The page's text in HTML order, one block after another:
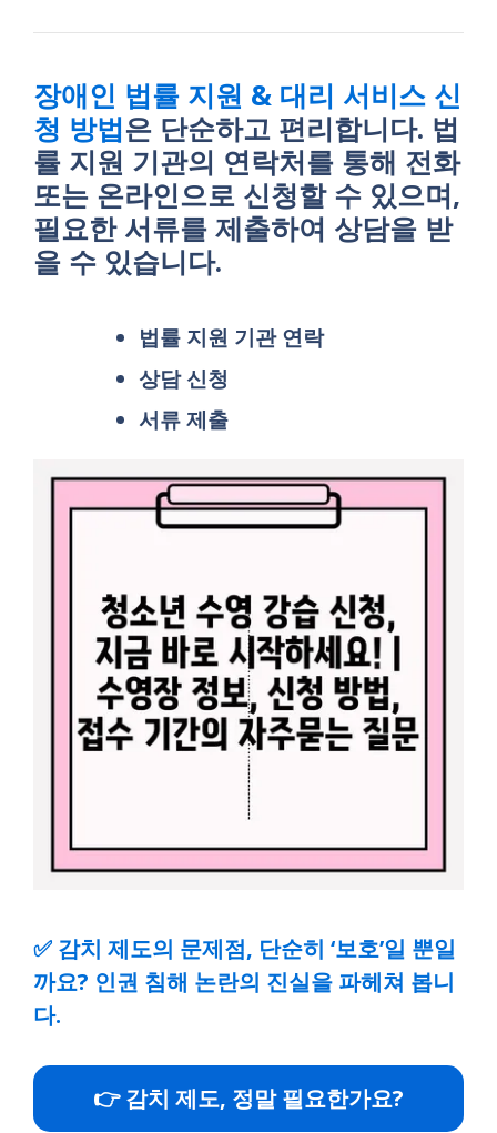
장애인 법률 지원 & 대리 서비스 신
청 방법은 단순하고 편리합니다. 법
률 지원 기관의 연락처를 통해 전화
또는 온라인으로 신청할 수 있으며,
필요한 서류를 제출하여 상담을 받
을 수 있습니다.
법률 지원 기관 연락
상담 신청
서류 제출
✅ 감치 제도의 문제점, 단순히 ‘보호’일 뿐일
까요? 인권 침해 논란의 진실을 파헤쳐 봅니
다.
👉 감치 제도, 정말 필요한가요?